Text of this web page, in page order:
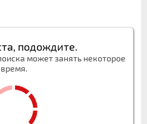
подождите.
может занять некоторое
время.